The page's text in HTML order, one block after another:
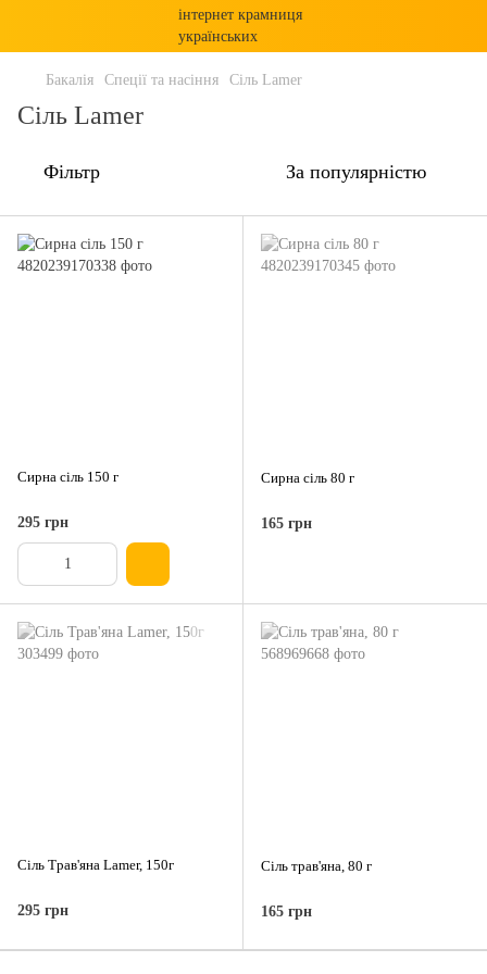
Бакалія Спеції та насіння Сіль Lamer
Сіль Lamer
Фільтр За популярністю
Сирна сіль 150 г
295 грн
Сирна сіль 80 г
165 грн
Сіль Трав'яна Lamer, 150г
295 грн
Сіль трав'яна, 80 г
165 грн